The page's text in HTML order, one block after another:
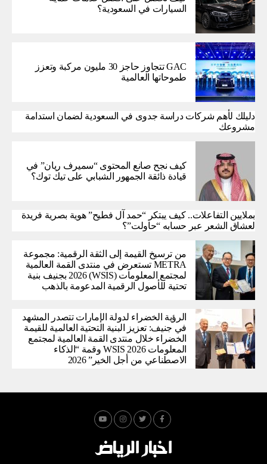
السيارات في السعودية؟
GAC تتجاوز حاجز 30 مليون مركبة وتعزز
طموحاتها العالمية
دليلك لأهم شركات دراسة جدوى في السعودية لضمان استدامة
مشروعك
كيف نجح صانع المحتوى “سميرف ريان” في
قيادة ذائقة الجمهور الشبابي على تيك توك؟
بملايين التفاعلات.. كيف يبتكر “حمد آل فطيح” هوية بصرية فريدة
لعشاق الشعر عبر حسابه “حاولت”؟
من ترسيخ القيمة إلى الثقة الرقمية: مجموعة
METRA تستعرض في منتدى القمة العالمية
لمجتمع المعلومات (WSIS) 2026 بجنيف بنية
تحتية للأصول الرقمية المدعومة بالذهب
الرؤية الخضراء لدولة الإمارات تتصدر المشهد
في جنيف: تعزيز البنية التحتية العالمية للقيمة
الخضراء خلال منتدى القمة العالمية لمجتمع
المعلومات WSIS 2026 وقمة “الذكاء
الاصطناعي من أجل الخير” 2026